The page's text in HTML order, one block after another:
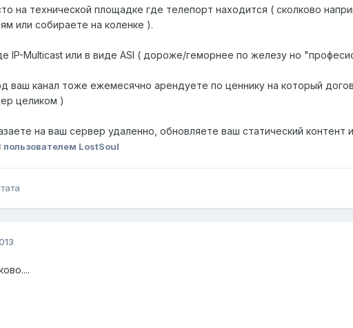
на технической площадке где телепорт находится ( сколково
или собираете на коленке ).
IP-Multicast или в виде ASI ( дороже/геморнее по железу но
ваш канал тоже ежемесячно арендуете по ценнику на который
целиком )
на ваш сервер удаленно, обновляете ваш статический контент
пользователем LostSoul